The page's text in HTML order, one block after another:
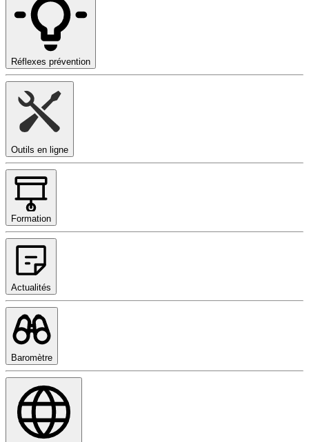
Réflexes prévention
Outils en ligne
Formation
Actualités
Baromètre